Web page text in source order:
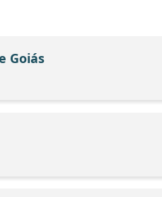
Goiás